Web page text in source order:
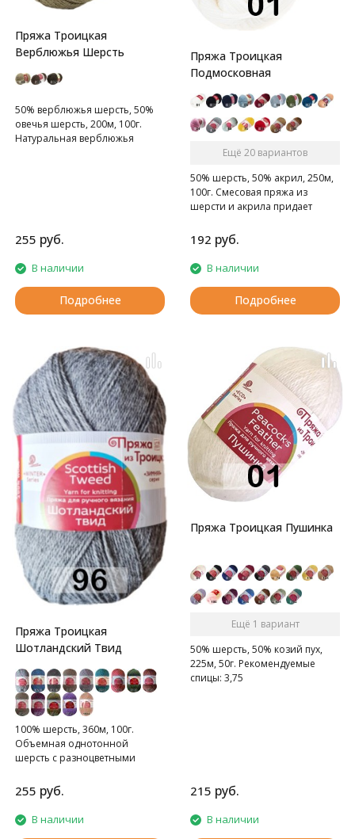
Пряжа Троицкая
Верблюжья Шерсть
50% верблюжья шерсть, 50%
овечья шерсть, 200м, 100г.
Натуральная верблюжья
255 руб.
В наличии
Подробнее
Пряжа Троицкая
Подмосковная
Ещё 20 вариантов
50% шерсть, 50% акрил, 250м,
100г. Смесовая пряжа из
шерсти и акрила придает
мягкую текстуру, изумительную
износостойкость и
способность сохранять тепло.
192 руб.
В наличии
Подробнее
Пряжа Троицкая
Шотландский Твид
100% шерсть, 360м, 100г.
Объемная однотонной
шерсть с разноцветными
255 руб.
В наличии
Пряжа Троицкая Пушинка
Ещё 1 вариант
50% шерсть, 50% козий пух,
225м, 50г. Рекомендуемые
спицы: 3,75
215 руб.
В наличии